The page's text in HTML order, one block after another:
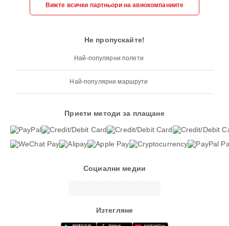
Вижте всички партньори на авиокомпаниите
Не пропускайте!
Най-популярни полети
Най-популярни маршрути
Приети методи за плащане
Социални медии
Изтегляне